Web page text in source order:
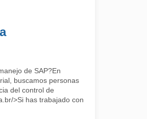
de SAP?En
buscamos personas
del control de
>Si has trabajado con